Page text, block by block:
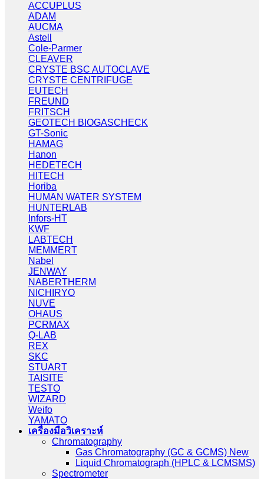
ACCUPLUS
ADAM
AUCMA
Astell
Cole-Parmer
CLEAVER
CRYSTE BSC AUTOCLAVE
CRYSTE CENTRIFUGE
EUTECH
FREUND
FRITSCH
GEOTECH BIOGASCHECK
GT-Sonic
HAMAG
Hanon
HEDETECH
HITECH
Horiba
HUMAN WATER SYSTEM
HUNTERLAB
Infors-HT
KWF
LABTECH
MEMMERT
Nabel
JENWAY
NABERTHERM
NICHIRYO
NUVE
OHAUS
PCRMAX
Q-LAB
REX
SKC
STUART
TAISITE
TESTO
WIZARD
Weifo
YAMATO
เครื่องมือวิเคราะห์
Chromatography
Gas Chromatography (GC & GCMS) New
Liquid Chromatograph (HPLC & LCMSMS)
Spectrometer